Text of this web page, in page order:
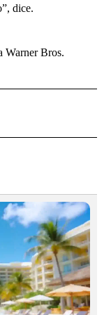
dice.
Bros.
NOTIFICATIONS ABOUT